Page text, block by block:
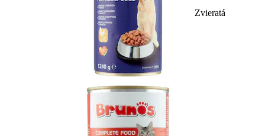
Zvieratá